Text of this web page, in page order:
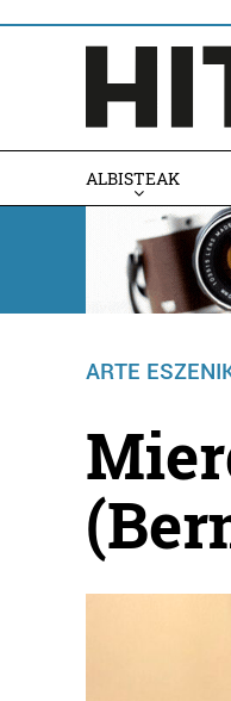
ALBISTEAK
ARTE